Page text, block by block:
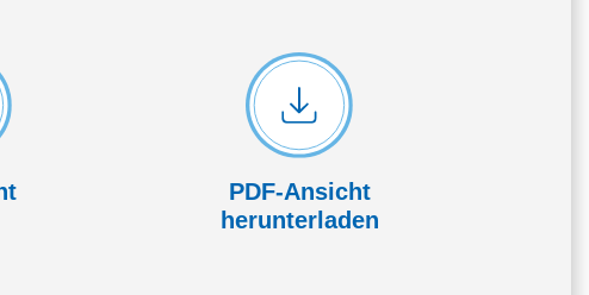
PDF-Ansicht
herunterladen